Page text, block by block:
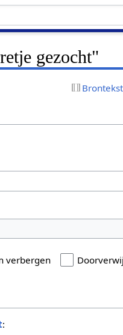
gezocht"
verbergen
: